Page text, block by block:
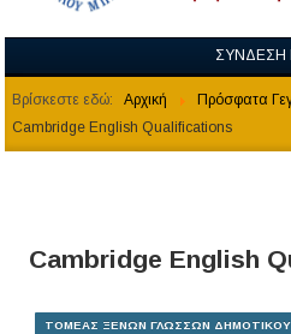
ΣΥΝΔΕΣΗ
Βρίσκεστε εδώ: Αρχική
Πρόσφατα
Cambridge English Qualifications
Cambridge English
ΤΟΜΕΑΣ ΞΕΝΩΝ ΓΛΩΣΣΩΝ ΔΗΜΟΤΙΚΟΥ